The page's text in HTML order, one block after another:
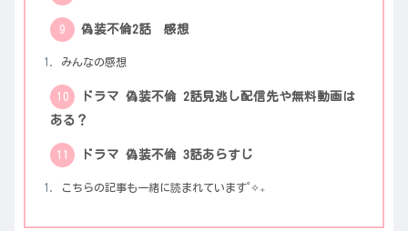
偽装不倫2話 感想
みんなの感想
ドラマ 偽装不倫 2話見逃し配信先や無料動画は
ある？
ドラマ 偽装不倫 3話あらすじ
こちらの記事も一緒に読まれています˚✧₊